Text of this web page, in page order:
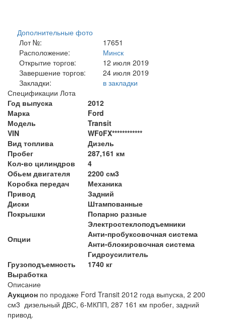
Дополнительные фото
Лот №:
17651
Расположение:
Минск
Открытие торгов:
12 июля 2019
Завершение торгов:
24 июля 2019
Закладки:
в закладки
Спецификации Лота
Год выпуска
2012
Марка
Ford
Модель
Transit
VIN
WF0FX************
Вид топлива
Дизель
Пробег
287,161 км
Кол-во цилиндров
4
Обьем двигателя
2200 см3
Коробка передач
Механика
Привод
Задний
Диски
Штампованные
Покрышки
Попарно разные
Опции
Электростеклоподъемники
Анти-пробуксовочная система
Анти-блокировочная система
Гидроусилитель
Грузоподъемность
1740 кг
Выработка
Описание
Аукцион по продаже Ford Transit 2012 года выпуска, 2 200
см3 дизельный ДВС, 6-МКПП, 287 161 км пробег, задний
привод.